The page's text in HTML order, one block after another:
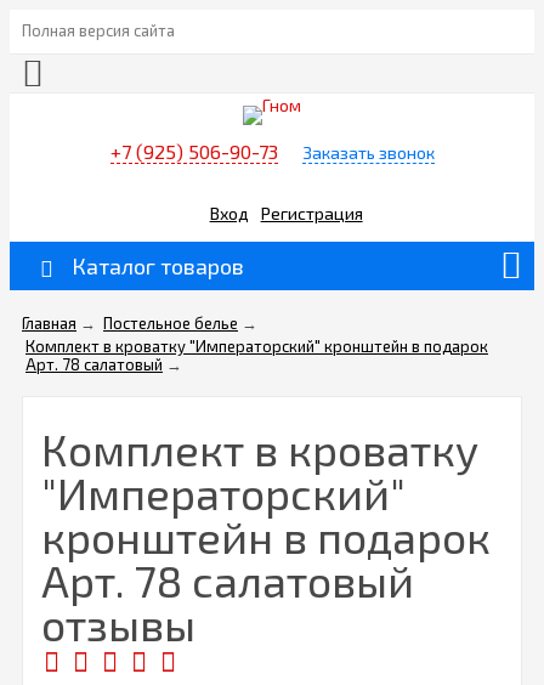
Полная версия сайта
+7 (925) 506-90-73 Заказать звонок
Вход Регистрация
Каталог товаров
Главная → Постельное белье →
Комплект в кроватку "Императорский" кронштейн в подарок
Арт. 78 салатовый →
Комплект в кроватку
"Императорский"
кронштейн в подарок
Арт. 78 салатовый
отзывы